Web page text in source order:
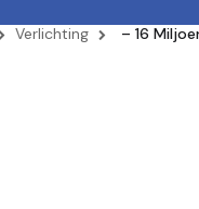
Verlichting – 16